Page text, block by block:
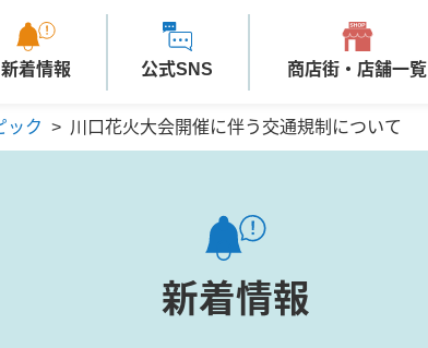
新着情報 公式SNS 商店街・店舗一覧
ック > 川口花火大会開催に伴う交通規制について
新着情報